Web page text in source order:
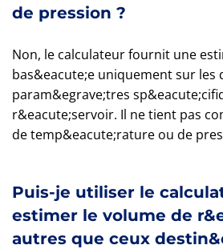
de pression ?
Non, le calculateur fournit une
bas&eacute;e uniquement sur les
param&egrave;tres
r&eacute;servoir. Il ne tient pas
de temp&eacute;rature ou de
Puis-je utiliser le
estimer le volume de
autres que ceux